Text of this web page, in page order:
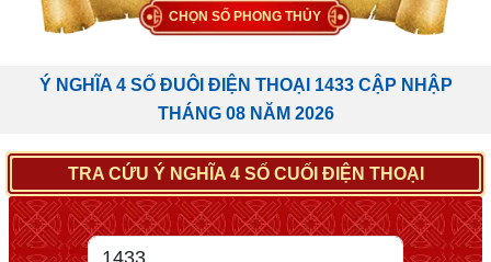
CHỌN SỐ PHONG THỦY
Ý NGHĨA 4 SỐ ĐUÔI ĐIỆN THOẠI 1433 CẬP NHẬP
THÁNG 08 NĂM 2026
TRA CỨU Ý NGHĨA 4 SỐ CUỐI ĐIỆN THOẠI